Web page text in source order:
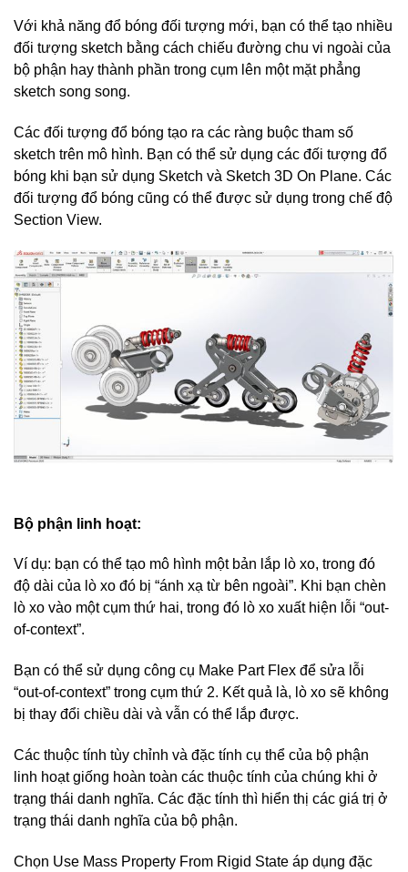
Với khả năng đổ bóng đối tượng mới, bạn có thể tạo nhiều
đối tượng sketch bằng cách chiếu đường chu vi ngoài của
bộ phận hay thành phần trong cụm lên một mặt phẳng
sketch song song.
Các đối tượng đổ bóng tạo ra các ràng buộc tham số
sketch trên mô hình. Bạn có thể sử dụng các đối tượng đổ
bóng khi bạn sử dụng Sketch và Sketch 3D On Plane. Các
đối tượng đổ bóng cũng có thể được sử dụng trong chế độ
Section View.
Bộ phận linh hoạt:
Ví dụ: bạn có thể tạo mô hình một bản lắp lò xo, trong đó
độ dài của lò xo đó bị “ánh xạ từ bên ngoài”. Khi bạn chèn
lò xo vào một cụm thứ hai, trong đó lò xo xuất hiện lỗi “out-
of-context”.
Bạn có thể sử dụng công cụ Make Part Flex để sửa lỗi
“out-of-context” trong cụm thứ 2. Kết quả là, lò xo sẽ không
bị thay đổi chiều dài và vẫn có thể lắp được.
Các thuộc tính tùy chỉnh và đặc tính cụ thể của bộ phận
linh hoạt giống hoàn toàn các thuộc tính của chúng khi ở
trạng thái danh nghĩa. Các đặc tính thì hiển thị các giá trị ở
trạng thái danh nghĩa của bộ phận.
Chọn Use Mass Property From Rigid State áp dụng đặc